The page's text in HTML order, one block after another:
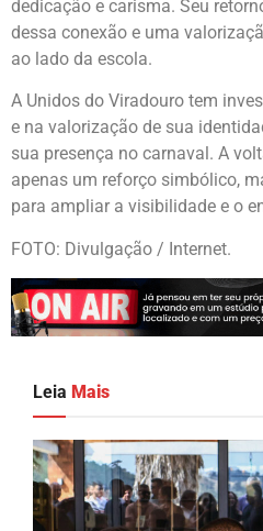
dedicação e carisma. Seu
dessa conexão e uma
ao lado da escola.
A Unidos do Viradouro tem
e na valorização de sua
sua presença no carnaval. A
apenas um reforço simbólico,
para ampliar a visibilidade e o
FOTO: Divulgação / Internet.
Leia Mais